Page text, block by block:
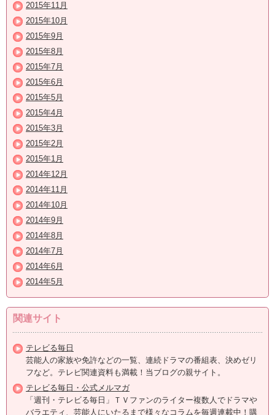
2015年11月
2015年10月
2015年9月
2015年8月
2015年7月
2015年6月
2015年5月
2015年4月
2015年3月
2015年2月
2015年1月
2014年12月
2014年11月
2014年10月
2014年9月
2014年8月
2014年7月
2014年6月
2014年5月
関連サイト
テレビる毎日
芸能人の家族や免許などの一覧、連続ドラマの番組表、決めゼリ
フなど。テレビ関連資料も満載！当ブログの親サイト。
テレビる毎日・公式メルマガ
「週刊・テレビる毎日」ＴＶファンのライター複数人でドラマや
バラエティ、芸能人にいたるまで様々なコラムを毎週連載中！購